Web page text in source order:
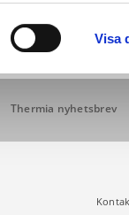
Visa
Thermia nyhetsbrev